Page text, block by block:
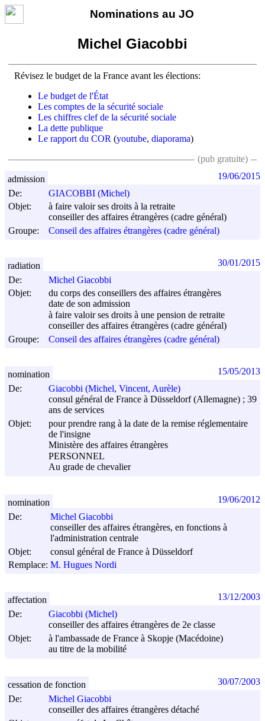
Nominations au JO
Michel Giacobbi
Révisez le budget de la France avant les élections:
Le budget de l'État
Les comptes de la sécurité sociale
Les chiffres clef de la sécurité sociale
La dette publique
Le rapport du COR (youtube, diaporama)
(pub gratuite)
De:
GIACOBBI (Michel)
Objet:
à faire valoir ses droits à la retraite
conseiller des affaires étrangères (cadre général)
Groupe:
Conseil des affaires étrangères (cadre général)
admission 19/06/2015
De:
Michel Giacobbi
Objet:
du corps des conseillers des affaires étrangères
date de son admission
à faire valoir ses droits à une pension de retraite
conseiller des affaires étrangères (cadre général)
Groupe:
Conseil des affaires étrangères (cadre général)
radiation 30/01/2015
De:
Giacobbi (Michel, Vincent, Aurèle)
consul général de France à Düsseldorf (Allemagne) ; 39
ans de services
Objet:
pour prendre rang à la date de la remise réglementaire
de l'insigne
Ministère des affaires étrangères
PERSONNEL
Au grade de chevalier
nomination 15/05/2013
De:
Michel Giacobbi
conseiller des affaires étrangères, en fonctions à
l'administration centrale
Objet:
consul général de France à Düsseldorf
Remplace: M. Hugues Nordi
nomination 19/06/2012
De:
Giacobbi (Michel)
conseiller des affaires étrangères de 2e classe
Objet:
à l'ambassade de France à Skopje (Macédoine)
au titre de la mobilité
affectation 13/12/2003
De:
Michel Giacobbi
conseiller des affaires étrangères détaché
cessation de fonction 30/07/2003